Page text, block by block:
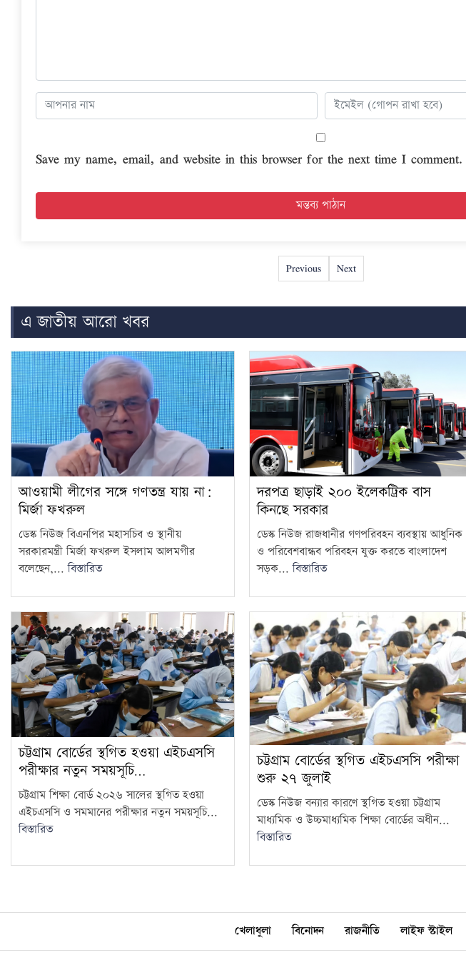
Save my name, email, and website in this browser for the next time I comment.
Previous Next
এ জাতীয় আরো খবর
আওয়ামী লীগের সঙ্গে গণতন্ত্র যায় না:
মির্জা ফখরুল
ডেস্ক নিউজ বিএনপির মহাসচিব ও স্থানীয়
সরকারমন্ত্রী মির্জা ফখরুল ইসলাম আলমগীর
বলেছেন,...বিস্তারিত
দরপত্র ছাড়াই ২০০ ইলেকট্রিক বাস
কিনছে সরকার
ডেস্ক নিউজ রাজধানীর গণপরিবহন ব্যবস্থায় আধুনিক
ও পরিবেশবান্ধব পরিবহন যুক্ত করতে বাংলাদেশ
সড়ক...বিস্তারিত
চট্টগ্রাম বোর্ডের স্থগিত হওয়া এইচএসসি
পরীক্ষার নতুন সময়সূচি…
চট্টগ্রাম শিক্ষা বোর্ড ২০২৬ সালের স্থগিত হওয়া
এইচএসসি ও সমমানের পরীক্ষার নতুন সময়সূচি...
বিস্তারিত
চট্টগ্রাম বোর্ডের স্থগিত এইচএসসি পরীক্ষা
শুরু ২৭ জুলাই
ডেস্ক নিউজ বন্যার কারণে স্থগিত হওয়া চট্টগ্রাম
মাধ্যমিক ও উচ্চমাধ্যমিক শিক্ষা বোর্ডের অধীন...
বিস্তারিত
খেলাধুলা বিনোদন রাজনীতি লাইফ স্টাইল